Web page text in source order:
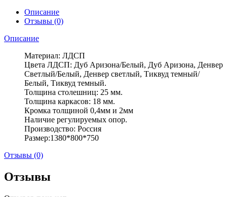
Описание
Отзывы (0)
Описание
Материал: ЛДСП
Цвета ЛДСП: Дуб Аризона/Белый, Дуб Аризона, Денвер
Светлый/Белый, Денвер светлый, Тиквуд темный/
Белый, Тиквуд темный.
Толщина столешниц: 25 мм.
Толщина каркасов: 18 мм.
Кромка толщиной 0,4мм и 2мм
Наличие регулируемых опор.
Производство: Россия
Размер:1380*800*750
Отзывы (0)
Отзывы